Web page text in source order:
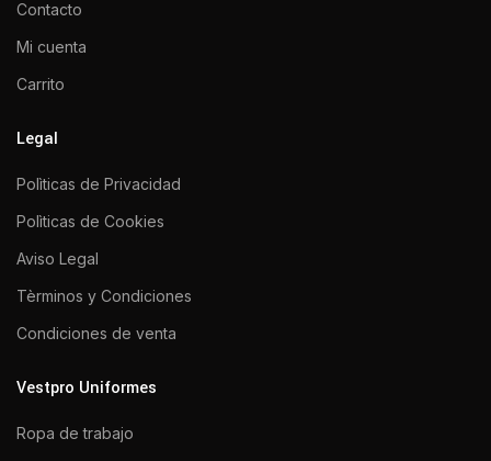
Contacto
Mi cuenta
Carrito
Legal
Polìticas de Privacidad
Polìticas de Cookies
Aviso Legal
Tèrminos y Condiciones
Condiciones de venta
Vestpro Uniformes
Ropa de trabajo